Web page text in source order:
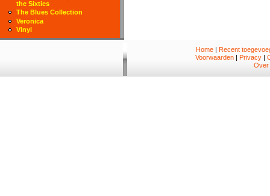
the Sixties
The Blues Collection
Veronica
Vinyl
Home| Recent
Voorwaarden | Privacy |
Over